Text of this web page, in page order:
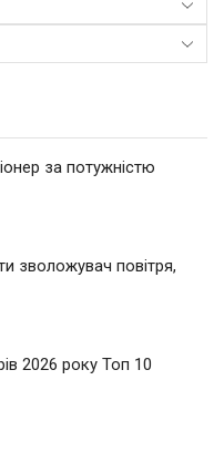
за потужністю
зволожувач повітря,
2026 року Топ 10